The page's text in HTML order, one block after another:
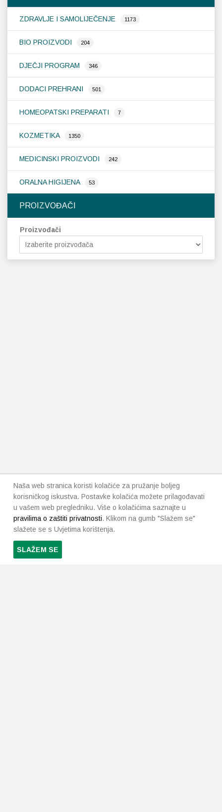
ZDRAVLJE I SAMOLIJEČENJE 1173
BIO PROIZVODI 204
DJEČJI PROGRAM 346
DODACI PREHRANI 501
HOMEOPATSKI PREPARATI 7
KOZMETIKA 1350
MEDICINSKI PROIZVODI 242
ORALNA HIGIJENA 53
PROIZVOĐAČI
Proizvođači
Naša web stranica koristi kolačiće za pružanje boljeg
korisničkog iskustva. Postavke kolačića možete prilagođavati
u vašem web pregledniku. Više o kolačićima saznajte u
pravilima o zaštiti privatnosti. Klikom na gumb "Slažem se"
slažete se s Uvjetima korištenja.
SLAŽEM SE